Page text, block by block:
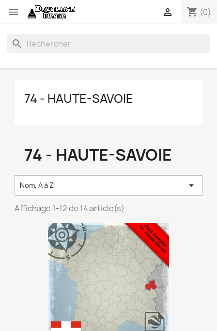
 shopping_cart (0)

search
74 - HAUTE-SAVOIE
74 - HAUTE-SAVOIE
Nom, A à Z 
Affichage 1-12 de 14 article(s)